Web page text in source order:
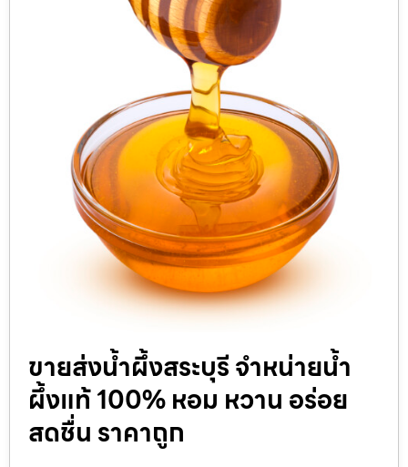
ขายส่งน้ำผึ้งสระบุรี จำหน่ายน้ำ
ผึ้งแท้ 100% หอม หวาน อร่อย
สดชื่น ราคาถูก